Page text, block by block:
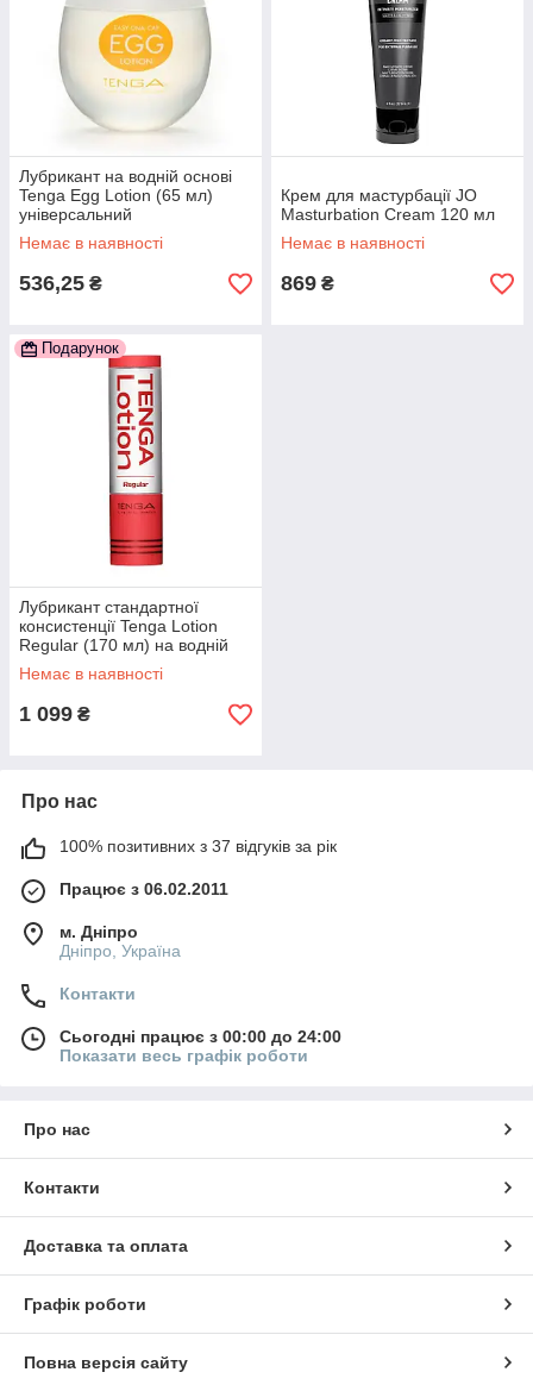
Лубрикант на водній основі
Tenga Egg Lotion (65 мл)
універсальний
777Store.com.ua
Немає в наявності
536,25 ₴
Крем для мастурбації JO
Masturbation Cream 120 мл
Немає в наявності
869 ₴
Подарунок
Лубрикант стандартної
консистенції Tenga Lotion
Regular (170 мл) на водній
основі, універсальний
Немає в наявності
1 099 ₴
Про нас
100% позитивних з 37 відгуків за рік
Працює з 06.02.2011
м. Дніпро
Дніпро, Україна
Контакти
Сьогодні працює з 00:00 до 24:00
Показати весь графік роботи
Про нас
Контакти
Доставка та оплата
Графік роботи
Повна версія сайту